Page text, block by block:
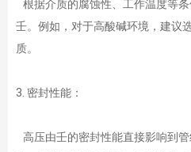
根据介质的腐蚀性、工作温度等
壬。例如，对于高酸碱环境，建议
质。
3. 密封性能：
高压由壬的密封性能直接影响到